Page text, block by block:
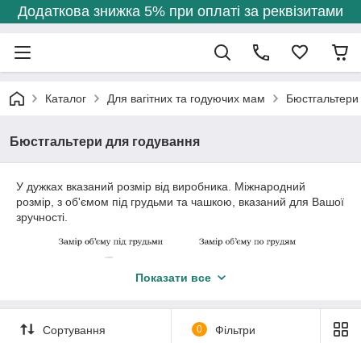
Додаткова знижка 5% при оплаті за реквізитами
Каталог Для вагітних та годуючих мам
Бюстгальтери для годування
У дужках вказаний розмір від виробника. Міжнародний
розмір, з об'ємом під грудьми та чашкою, вказаний для Вашої
зручності.
Показати все
Сортування 0 Фільтри